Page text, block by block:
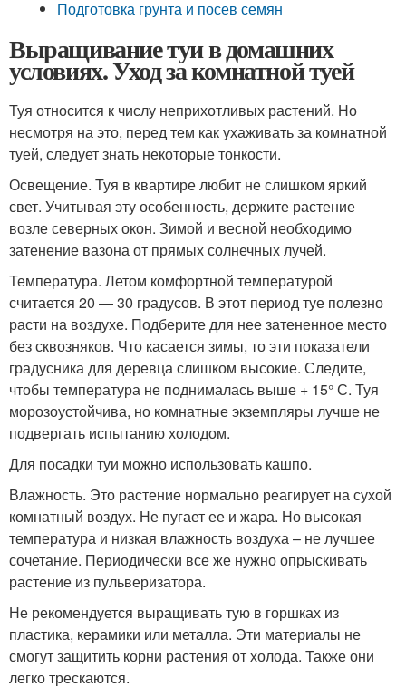
Подготовка грунта и посев семян
Выращивание туи в домашних
условиях. Уход за комнатной туей
Туя относится к числу неприхотливых растений. Но
несмотря на это, перед тем как ухаживать за комнатной
туей, следует знать некоторые тонкости.
Освещение. Туя в квартире любит не слишком яркий
свет. Учитывая эту особенность, держите растение
возле северных окон. Зимой и весной необходимо
затенение вазона от прямых солнечных лучей.
Температура. Летом комфортной температурой
считается 20 — 30 градусов. В этот период туе полезно
расти на воздухе. Подберите для нее затененное место
без сквозняков. Что касается зимы, то эти показатели
градусника для деревца слишком высокие. Следите,
чтобы температура не поднималась выше + 15° С. Туя
морозоустойчива, но комнатные экземпляры лучше не
подвергать испытанию холодом.
Для посадки туи можно использовать кашпо.
Влажность. Это растение нормально реагирует на сухой
комнатный воздух. Не пугает ее и жара. Но высокая
температура и низкая влажность воздуха – не лучшее
сочетание. Периодически все же нужно опрыскивать
растение из пульверизатора.
Не рекомендуется выращивать тую в горшках из
пластика, керамики или металла. Эти материалы не
смогут защитить корни растения от холода. Также они
легко трескаются.